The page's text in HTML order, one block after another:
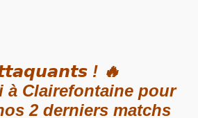
! 🔥
à Clairefontaine pour
2 derniers matchs